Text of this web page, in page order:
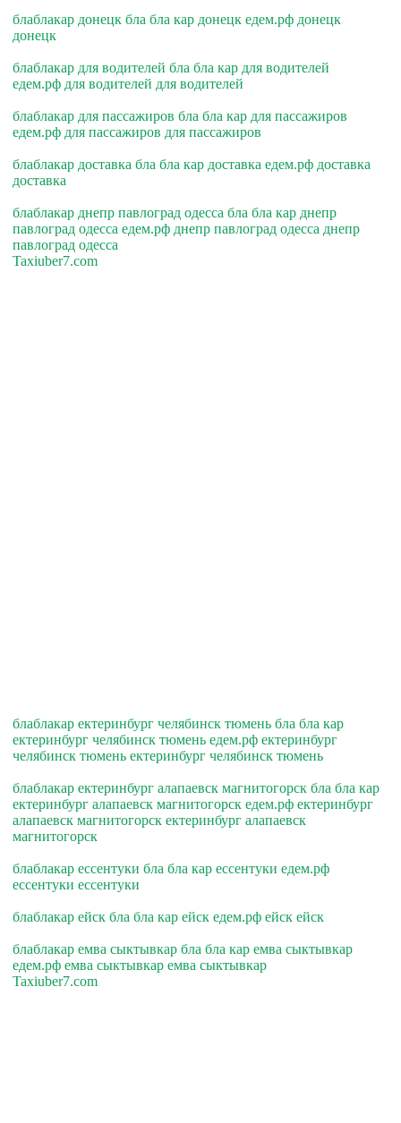
блаблакар донецк бла бла кар донецк едем.рф донецк
донецк
блаблакар для водителей бла бла кар для водителей
едем.рф для водителей для водителей
блаблакар для пассажиров бла бла кар для пассажиров
едем.рф для пассажиров для пассажиров
блаблакар доставка бла бла кар доставка едем.рф доставка
доставка
блаблакар днепр павлоград одесса бла бла кар днепр
павлоград одесса едем.рф днепр павлоград одесса днепр
павлоград одесса
Taxiuber7.com
блаблакар ектеринбург челябинск тюмень бла бла кар
ектеринбург челябинск тюмень едем.рф ектеринбург
челябинск тюмень ектеринбург челябинск тюмень
блаблакар ектеринбург алапаевск магнитогорск бла бла кар
ектеринбург алапаевск магнитогорск едем.рф ектеринбург
алапаевск магнитогорск ектеринбург алапаевск
магнитогорск
блаблакар ессентуки бла бла кар ессентуки едем.рф
ессентуки ессентуки
блаблакар ейск бла бла кар ейск едем.рф ейск ейск
блаблакар емва сыктывкар бла бла кар емва сыктывкар
едем.рф емва сыктывкар емва сыктывкар
Taxiuber7.com